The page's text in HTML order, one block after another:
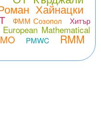
Хайнацки
ФММ Созопол
Хитър
European Mathematical
PMWC RMM